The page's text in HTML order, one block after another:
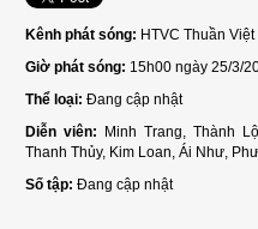
Kênh phát sóng: HTVC Thuần Việt
Giờ phát sóng: 15h00 ngày 25/3/
Thể loại: Đang cập nhật
Diễn viên:
Minh Trang, Thành
Thanh Thủy, Kim Loan, Ái Như,
Số tập: Đang cập nhật